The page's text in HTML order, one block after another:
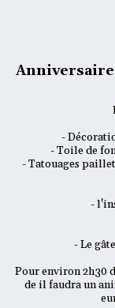
-
- Toile de
- Tatouages
-
- Le
Pour environ 2h30
de il faudra un